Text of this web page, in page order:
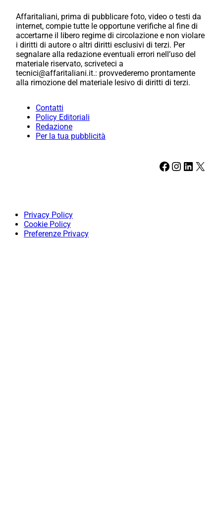
Affaritaliani, prima di pubblicare foto, video o testi da
internet, compie tutte le opportune verifiche al fine di
accertarne il libero regime di circolazione e non violare
i diritti di autore o altri diritti esclusivi di terzi. Per
segnalare alla redazione eventuali errori nell’uso del
materiale riservato, scriveteci a
tecnici@affaritaliani.it.: provvederemo prontamente
alla rimozione del materiale lesivo di diritti di terzi.
Contatti
Policy Editoriali
Redazione
Per la tua pubblicità
Facebook Instagram LinkedIn X
Privacy Policy
Cookie Policy
Preferenze Privacy